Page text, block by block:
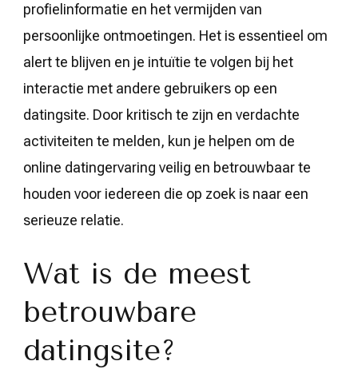
profielinformatie en het vermijden van
persoonlijke ontmoetingen. Het is essentieel om
alert te blijven en je intuïtie te volgen bij het
interactie met andere gebruikers op een
datingsite. Door kritisch te zijn en verdachte
activiteiten te melden, kun je helpen om de
online datingervaring veilig en betrouwbaar te
houden voor iedereen die op zoek is naar een
serieuze relatie.
Wat is de meest
betrouwbare
datingsite?